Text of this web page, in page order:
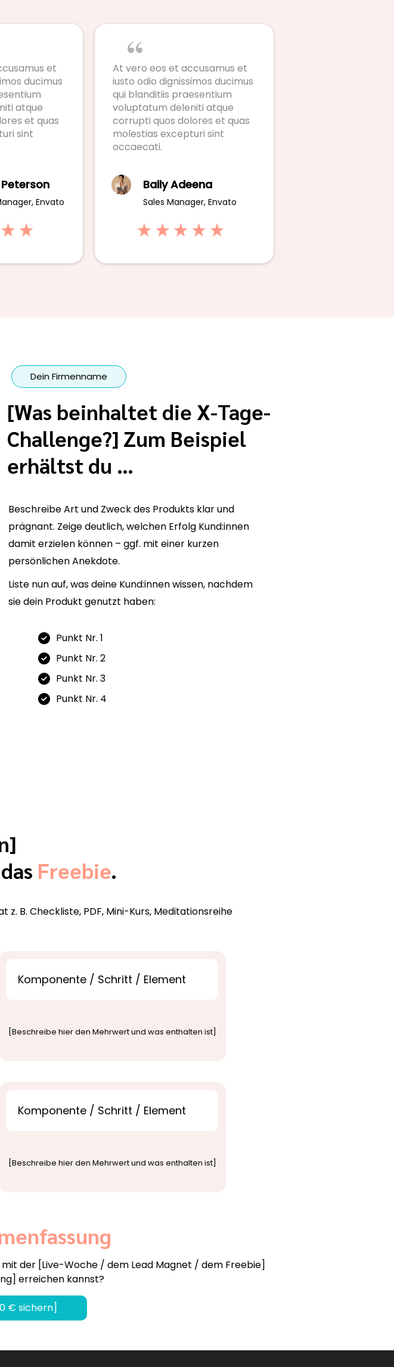
et
ducimus
atque
et quas
sint
Envato
At vero eos et accusamus et
iusto odio dignissimos ducimus
qui blanditiis praesentium
voluptatum deleniti atque
corrupti quos dolores et quas
molestias excepturi sint
occaecati.
Baily Adeena
Sales Manager, Envato
Dein Firmenname
[Was beinhaltet die X-Tage-
Challenge?] Zum Beispiel
erhältst du …
Beschreibe Art und Zweck des Produkts klar und
prägnant. Zeige deutlich, welchen Erfolg Kund:innen
damit erzielen können – ggf. mit einer kurzen
persönlichen Anekdote.
Liste nun auf, was deine Kund:innen wissen, nachdem
sie dein Produkt genutzt haben:
Punkt Nr. 1
Punkt Nr. 2
Punkt Nr. 3
Punkt Nr. 4
Freebie.
B. Checkliste, PDF, Mini-Kurs, Meditationsreihe
Komponente / Schritt / Element
[Beschreibe hier den Mehrwert und was enthalten ist]
Komponente / Schritt / Element
[Beschreibe hier den Mehrwert und was enthalten ist]
der [Live-Woche / dem Lead Magnet / dem Freebie]
erreichen kannst?
€ sichern]